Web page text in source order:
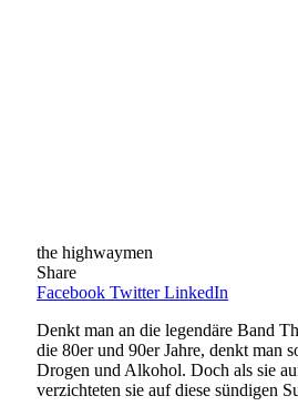
the highwaymen
Share
Facebook Twitter LinkedIn
Denkt man an die legendäre Band
die 80er und 90er Jahre, denkt man
Drogen und Alkohol. Doch als sie
verzichteten sie auf diese sündigen